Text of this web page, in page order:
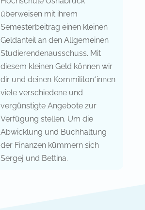
überweisen mit ihrem
Semesterbeitrag einen kleinen
Geldanteil an den Allgemeinen
Studierendenausschuss. Mit
diesem kleinen Geld können wir
dir und deinen Kommiliton*innen
viele verschiedene und
vergünstigte Angebote zur
Verfügung stellen. Um die
Abwicklung und Buchhaltung
der Finanzen kümmern sich
Sergej und Bettina.